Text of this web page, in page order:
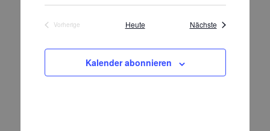
Vorherige
Heute NächsteVeranstaltungen
Kalender abonnieren